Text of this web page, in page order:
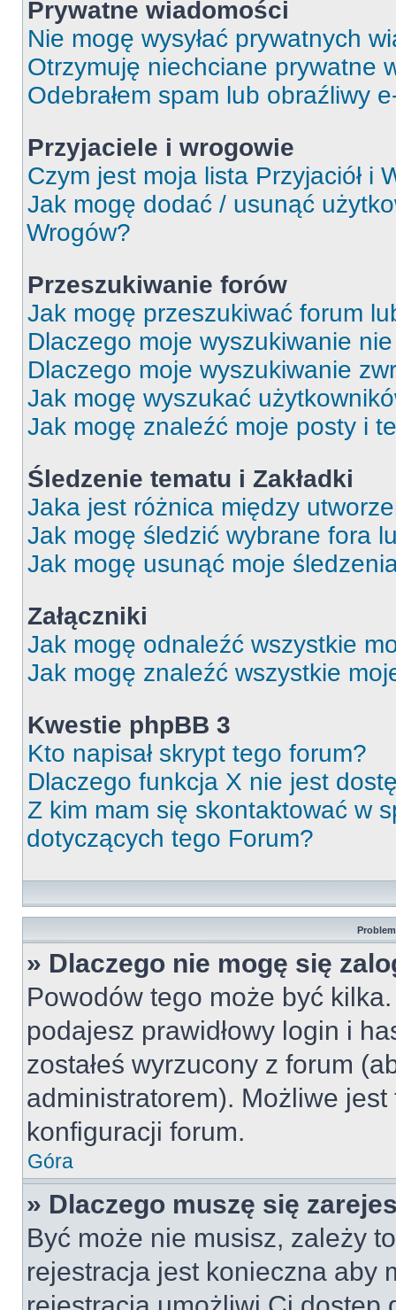
Prywatne wiadomości
Nie mogę wysyłać prywatnych
Otrzymuję niechciane prywatne
Odebrałem spam lub obraźliwy
Przyjaciele i wrogowie
Czym jest moja lista Przyjaciół i
Jak mogę dodać / usunąć
Wrogów?
Przeszukiwanie forów
Jak mogę przeszukiwać forum
Dlaczego moje wyszukiwanie
Dlaczego moje wyszukiwanie
Jak mogę wyszukać
Jak mogę znaleźć moje posty i
Śledzenie tematu i Zakładki
Jaka jest różnica między
Jak mogę śledzić wybrane fora
Jak mogę usunąć moje
Załączniki
Jak mogę odnaleźć wszystkie
Jak mogę znaleźć wszystkie
Kwestie phpBB 3
Kto napisał skrypt tego forum?
Dlaczego funkcja X nie jest
Z kim mam się skontaktować w
dotyczących tego Forum?
» Dlaczego nie mogę się
Powodów tego może być
podajesz prawidłowy login i
zostałeś wyrzucony z forum
administratorem). Możliwe
konfiguracji forum.
Góra
» Dlaczego muszę się
Być może nie musisz, zależy
rejestracja jest konieczna aby